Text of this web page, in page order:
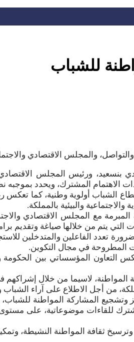
للشباب
والتواصل، والمجلس الاقتصادي
بنسعيد، ورئيس المجلس
الاهتمام المشترك، ويحدد بموجبه
الشباب أولوية وطنية، كما
والبيئية بالمملكة.
مع المجلس الاقتصادي
التي يتم من خلالها صياغة وتقديم
تعدد الفاعلين والمتدخلين
المطروحة في مجال التكوين.
التعاون المؤسساتي بين
لاسيما من خلال إشراكهم
من أجل الاطلاع على آراء
المشاركة المواطنة
للقاءات موضوعاتية، على مستوى
ثقافة المواطنة النشيطة،